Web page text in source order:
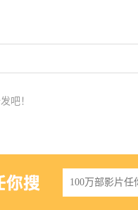
吧！